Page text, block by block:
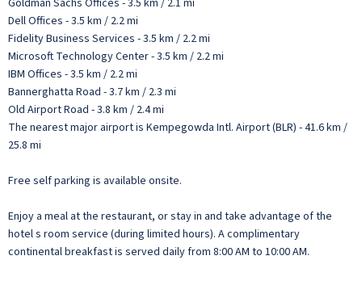
Dell Offices - 3.5 km / 2.2 mi
Fidelity Business Services - 3.5 km / 2.2 mi
Microsoft Technology Center - 3.5 km / 2.2 mi
IBM Offices - 3.5 km / 2.2 mi
Bannerghatta Road - 3.7 km / 2.3 mi
Old Airport Road - 3.8 km / 2.4 mi
The nearest major airport is Kempegowda Intl. Airport (BLR) - 41.6 km /
25.8 mi
Free self parking is available onsite.
Enjoy a meal at the restaurant, or stay in and take advantage of the
hotel s room service (during limited hours). A complimentary
continental breakfast is served daily from 8:00 AM to 10:00 AM.